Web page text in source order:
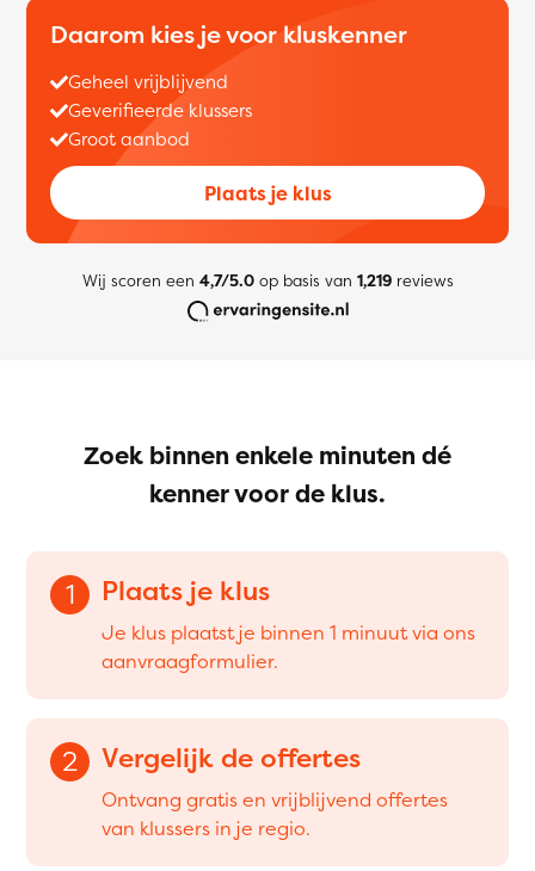
Daarom kies je voor kluskenner
Geheel vrijblijvend
Geverifieerde klussers
Groot aanbod
Plaats je klus
Wij scoren een 4,7/5.0op basis van 1,219reviews
Zoek binnen enkele minuten dé
kenner voor de klus.
1 Plaats je klus
Je klus plaatst je binnen 1 minuut via ons
aanvraagformulier.
2 Vergelijk de offertes
Ontvang gratis en vrijblijvend offertes
van klussers in je regio.